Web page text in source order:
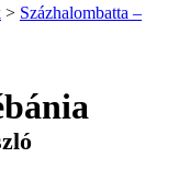
> Százhalombatta –